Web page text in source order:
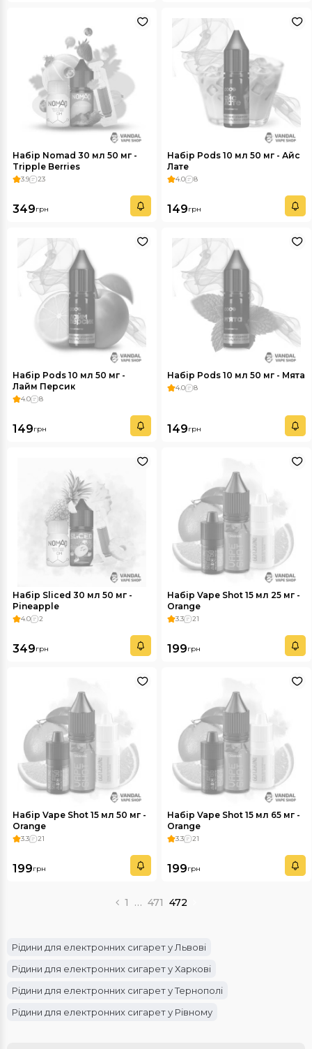
Набір Nomad 30 мл 50 мг -
Tripple Berries
3.9 23
349грн
Набір Pods 10 мл 50 мг - Айс
Лате
4.0 8
149грн
Набір Pods 10 мл 50 мг -
Лайм Персик
4.0 8
149грн
Набір Pods 10 мл 50 мг - Мята
4.0 8
149грн
Набір Sliced 30 мл 50 мг -
Pineapple
4.0 2
349грн
Набір Vape Shot 15 мл 25 мг -
Orange
3.3 21
199грн
Набір Vape Shot 15 мл 50 мг -
Orange
3.3 21
199грн
Набір Vape Shot 15 мл 65 мг -
Orange
3.3 21
199грн
1 … 471 472
Рідини для електронних сигарет у Львові
Рідини для електронних сигарет у Харкові
Рідини для електронних сигарет у Тернополі
Рідини для електронних сигарет у Рівному